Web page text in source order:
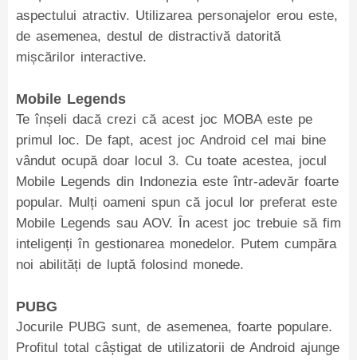
aspectului atractiv. Utilizarea personajelor erou este,
de asemenea, destul de distractivă datorită
mișcărilor interactive.
Mobile Legends
Te înșeli dacă crezi că acest joc MOBA este pe
primul loc. De fapt, acest joc Android cel mai bine
vândut ocupă doar locul 3. Cu toate acestea, jocul
Mobile Legends din Indonezia este într-adevăr foarte
popular. Mulți oameni spun că jocul lor preferat este
Mobile Legends sau AOV. În acest joc trebuie să fim
inteligenți în gestionarea monedelor. Putem cumpăra
noi abilități de luptă folosind monede.
PUBG
Jocurile PUBG sunt, de asemenea, foarte populare.
Profitul total câștigat de utilizatorii de Android ajunge